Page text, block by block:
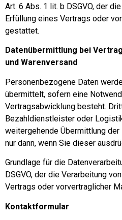
Art. 6 Abs. 1 lit. b DSGVO, der
Erfüllung eines Vertrags oder
gestattet.
Datenübermittlung bei
und Warenversand
Personenbezogene Daten
übermittelt, sofern eine
Vertragsabwicklung besteht.
Bezahldienstleister oder
weitergehende Übermittlung
nur dann, wenn Sie dieser
Grundlage für die
DSGVO, der die Verarbeitung
Vertrags oder vorvertraglicher
Kontaktformular